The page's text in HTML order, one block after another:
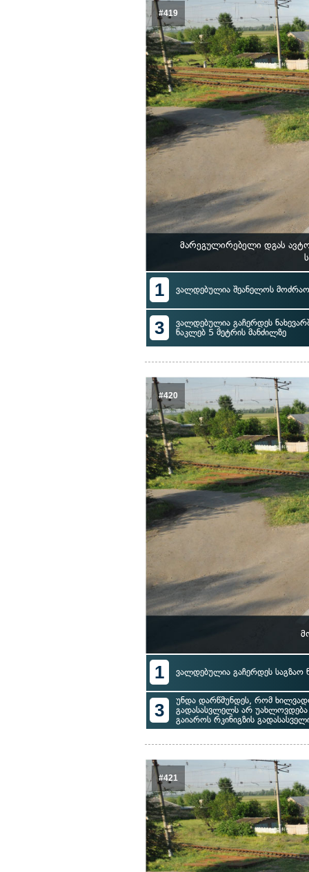
#419
მარეგულირებელი დგას
1 ვალდებულია შეანელოს
3
ვალდებულია გაჩერდეს
ნაკლებ 5 მეტრის მანძილზე
#420
1 ვალდებულია გაჩერდეს საგზაო
3
უნდა დარწმუნდეს, რომ
გადასასვლელს არ
გაიაროს რკინიგზის
#421